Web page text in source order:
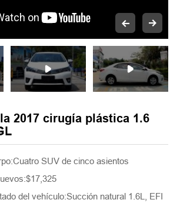
2017 cirugía plástica 1.6
SUV de cinco asientos
del vehículo:Succión natural 1.6L, EFI